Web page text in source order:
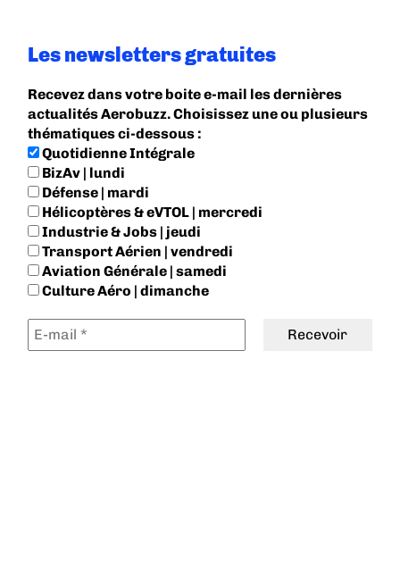
Les newsletters gratuites
Recevez dans votre boite e-mail les dernières
actualités Aerobuzz. Choisissez une ou plusieurs
thématiques ci-dessous :
Quotidienne Intégrale
BizAv | lundi
Défense | mardi
Hélicoptères & eVTOL | mercredi
Industrie & Jobs | jeudi
Transport Aérien | vendredi
Aviation Générale | samedi
Culture Aéro | dimanche